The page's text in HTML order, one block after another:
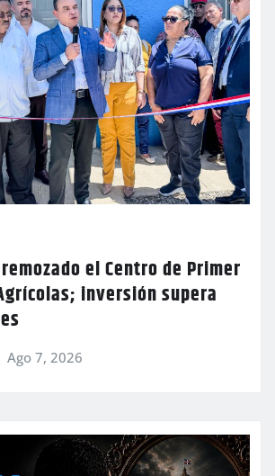
el Centro de Primer
inversión supera
Ago 7, 2026